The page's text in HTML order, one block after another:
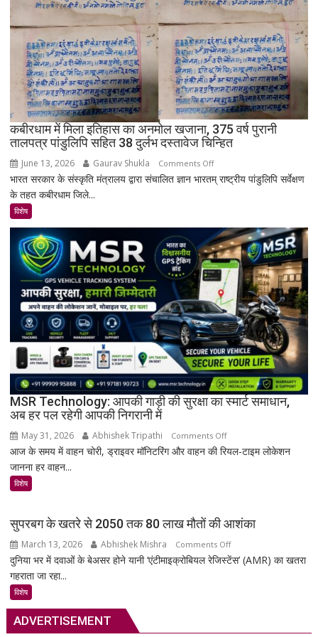
क्यों
बसा
राजस्थान
का
सबसे
रहस्यमयी
गांव?
कबीरधाम में मिला इतिहास का अनमोल खजाना, 375 वर्ष पुरानी
तालपत्र पांडुलिपि सहित 38 दुर्लभ दस्तावेज चिन्हित
June 13, 2026 Gaurav Shukla Comments Offon
कबीरधाम
इतिहास
का
अनमोल
खजाना,
375
वर्ष
पुरानी
तालपत्र
पांडुलिपि
सहित
38
दुर्लभ
भारत सरकार के संस्कृति मंत्रालय द्वारा संचालित ज्ञान भारतम् राष्ट्रीय पांडुलिपि सर्वेक्षण
के तहत कबीरधाम जिले...
विशेष
MSR Technology: आपकी गाड़ी की सुरक्षा का स्मार्ट समाधान,
अब हर पल रहेगी आपकी निगरानी में
May 31, 2026 Abhishek Tripathi Comments Offon
MSR
सुरक्षा
का
स्मार्ट
आज के समय में वाहन चोरी, ड्राइवर मॉनिटरिंग और वाहन की रियल-टाइम लोकेशन
जानना हर वाहन...
विशेष
सुपरबग के खतरे से 2050 तक 80 लाख मौतों की आशंका
March 13, 2026 Abhishek Mishra Comments Offon
सुपरबग
दुनिया भर में दवाओं के बेअसर होने यानी ‘एंटीमाइक्रोबियल रेजिस्टेंस’ (AMR) का खतरा
गहराता जा रहा...
विशेष
ADVERTISEMENT